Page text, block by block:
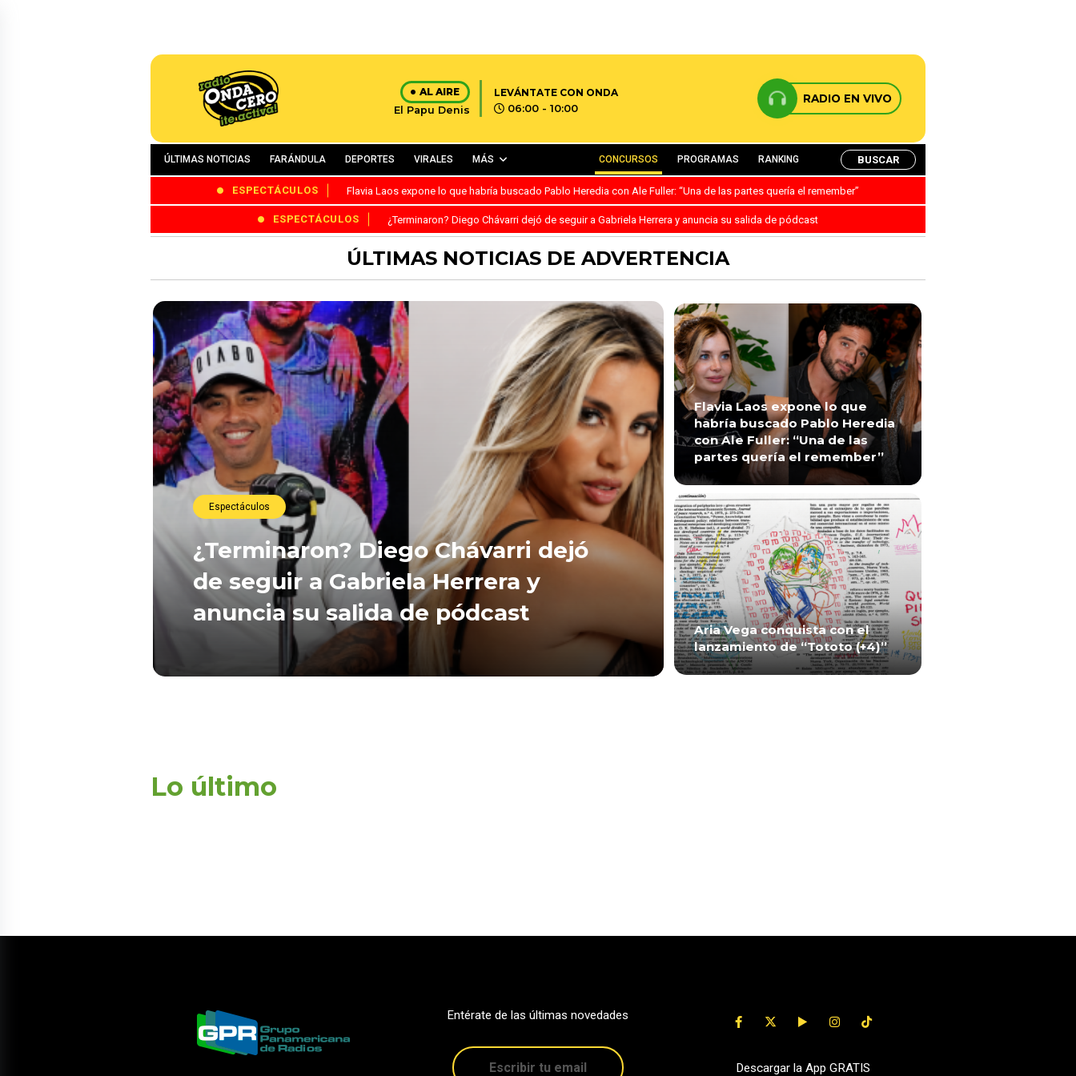
AL AIRE
El Papu Denis
LEVÁNTATE CON ONDA
06:00 - 10:00
RADIO EN VIVO
ÚLTIMAS NOTICIAS FARÁNDULA DEPORTES VIRALES MÁS CONCURSOS PROGRAMAS RANKING BUSCAR
ESPECTÁCULOS Flavia Laos expone lo que habría buscado Pablo Heredia con Ale Fuller: “Una de las partes quería el remember”
ESPECTÁCULOS ¿Terminaron? Diego Chávarri dejó de seguir a Gabriela Herrera y anuncia su salida de pódcast
ÚLTIMAS NOTICIAS DE ADVERTENCIA
Espectáculos
¿Terminaron? Diego Chávarri dejó
de seguir a Gabriela Herrera y
anuncia su salida de pódcast
Flavia Laos expone lo que
habría buscado Pablo Heredia
con Ale Fuller: “Una de las
partes quería el remember”
Aria Vega conquista con el
lanzamiento de “Tototo (+4)”
Lo último
Entérate de las últimas novedades
Descargar la App GRATIS